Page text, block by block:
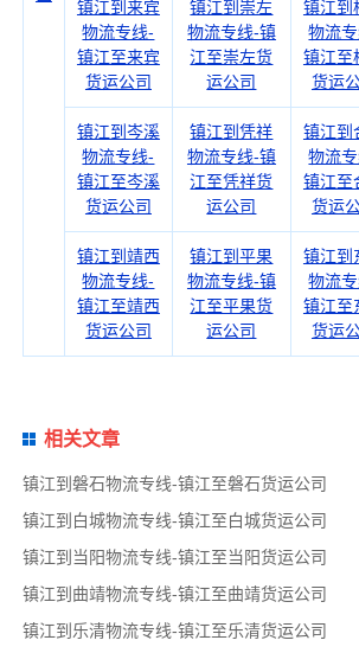
镇江到来宾
物流专线-
镇江至来宾
货运公司
镇江到崇左
物流专线-镇
江至崇左货
运公司
镇江到
物流
镇江至
货运
镇江到岑溪
物流专线-
镇江至岑溪
货运公司
镇江到凭祥
物流专线-镇
江至凭祥货
运公司
镇江到
物流
镇江至
货运
镇江到靖西
物流专线-
镇江至靖西
货运公司
镇江到平果
物流专线-镇
江至平果货
运公司
镇江到
物流
镇江至
货运
相关文章
镇江到磐石物流专线-镇江至磐石货运公司
镇江到白城物流专线-镇江至白城货运公司
镇江到当阳物流专线-镇江至当阳货运公司
镇江到曲靖物流专线-镇江至曲靖货运公司
镇江到乐清物流专线-镇江至乐清货运公司